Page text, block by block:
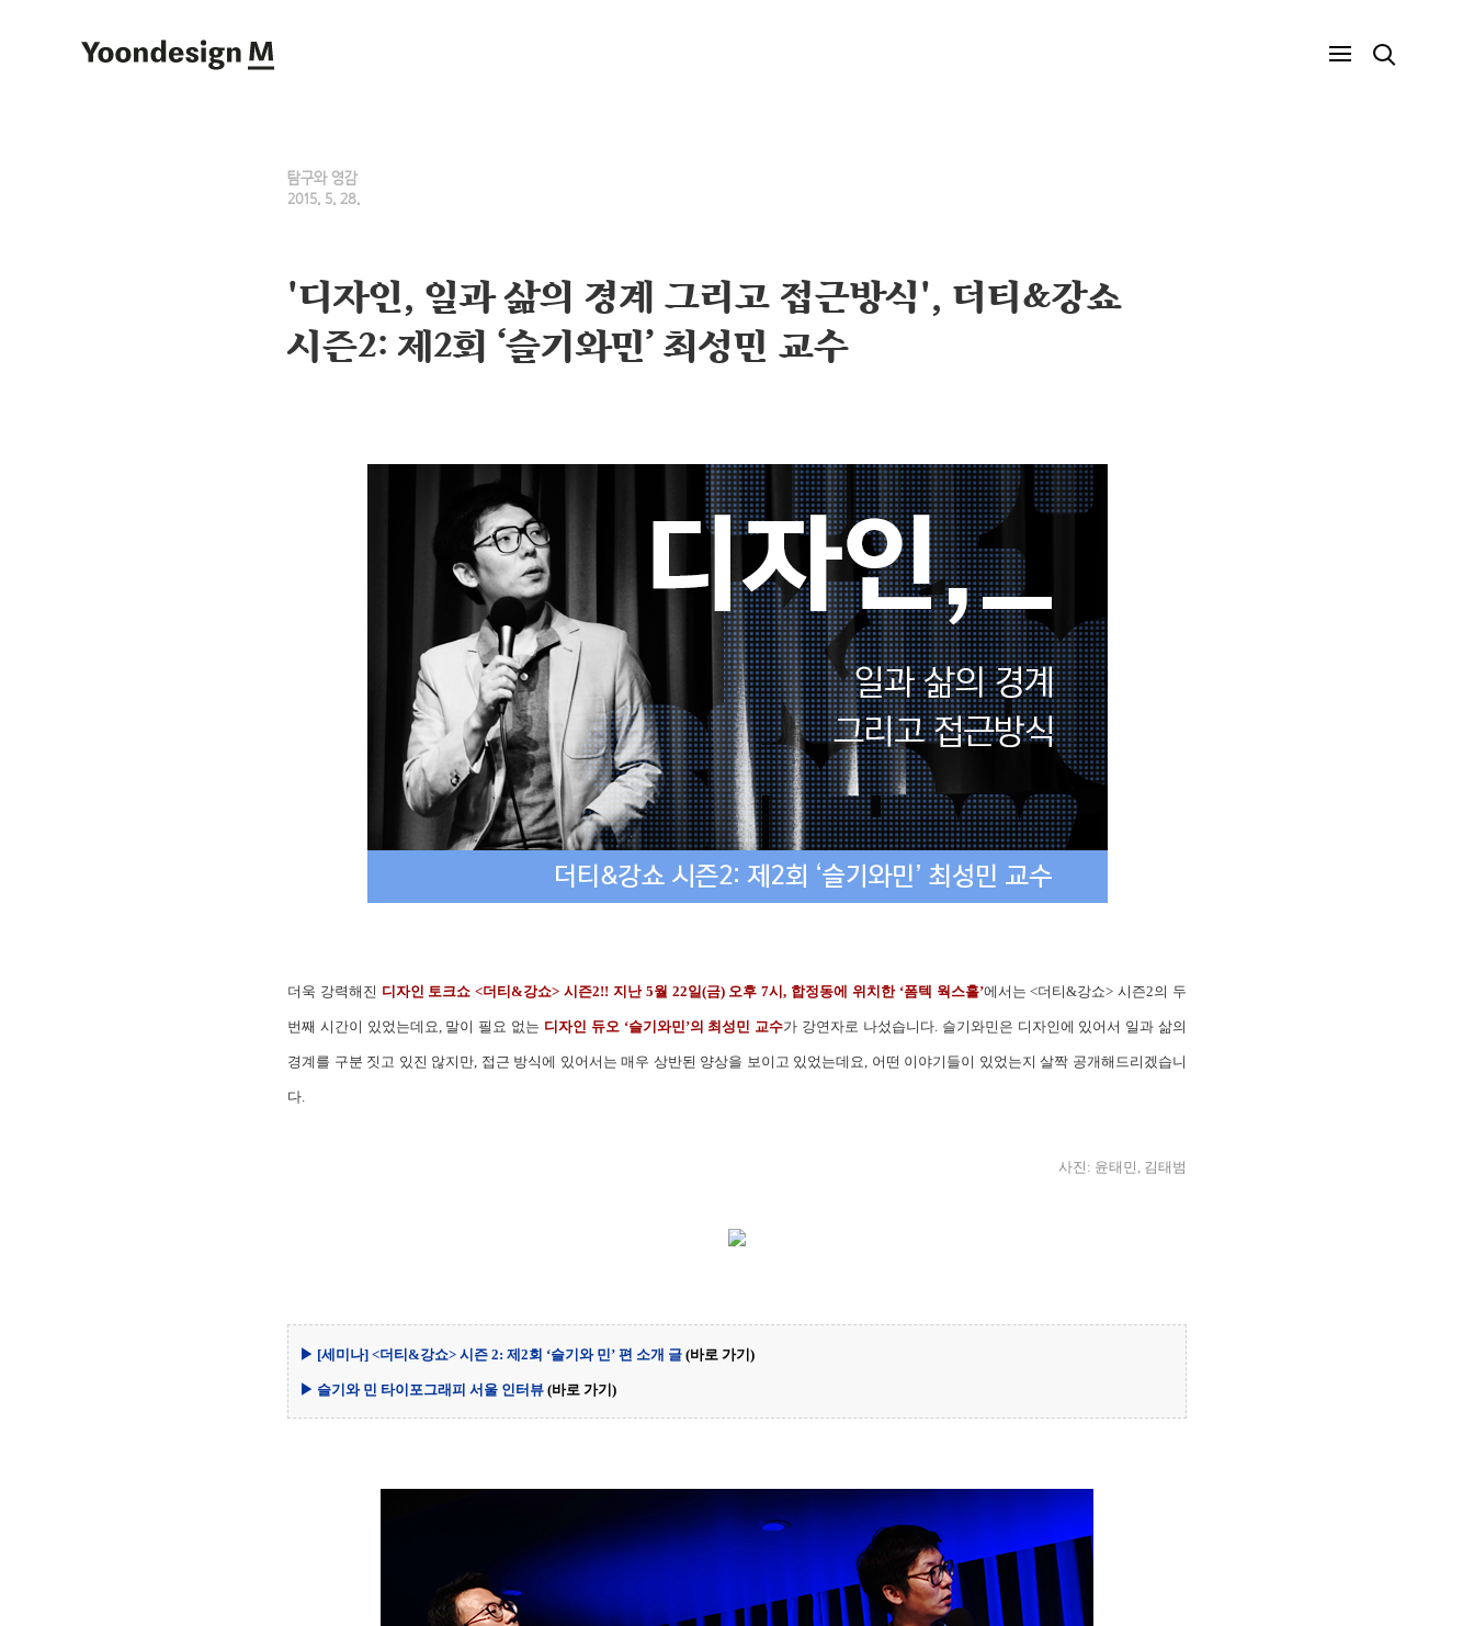
Yoondesign M
탐구와 영감
2015. 5. 28.
'디자인, 일과 삶의 경계 그리고 접근방식', 더티&강쇼
시즌2: 제2회 ‘슬기와민’ 최성민 교수
더욱 강력해진 디자인 토크쇼 <더티&강쇼> 시즌2!! 지난 5월 22일(금) 오후 7시, 합정동에 위치한 ‘폼텍 웍스홀’에서는 <더티&강쇼> 시즌2의 두
번째 시간이 있었는데요, 말이 필요 없는 디자인 듀오 ‘슬기와민’의 최성민 교수가 강연자로 나섰습니다. 슬기와민은 디자인에 있어서 일과 삶의
경계를 구분 짓고 있진 않지만, 접근 방식에 있어서는 매우 상반된 양상을 보이고 있었는데요, 어떤 이야기들이 있었는지 살짝 공개해드리겠습니
다.
사진: 윤태민, 김태범
▶ [세미나] <더티&강쇼> 시즌 2: 제2회 ‘슬기와 민’ 편 소개 글 (바로 가기)
▶ 슬기와 민 타이포그래피 서울 인터뷰 (바로 가기)